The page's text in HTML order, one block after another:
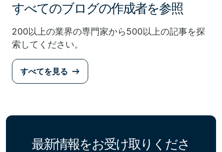
すべてのブログの作成者を参照
200以上の業界の専門家から500以上の記事を探
索してください。
すべてを見る
最新情報をお受け取りくださ